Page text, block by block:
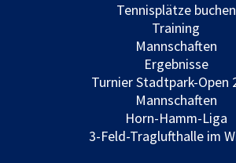
Tennisplätze buchen
Training
Mannschaften
Ergebnisse
Turnier Stadtpark-Open
Mannschaften
Horn-Hamm-Liga
3-Feld-Traglufthalle im